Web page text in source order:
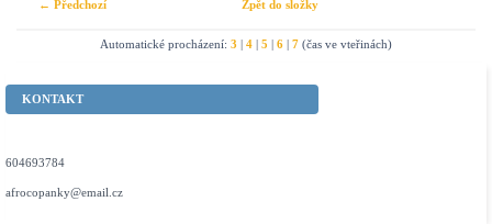
← Předchozí Zpět do složky
Automatické procházení: 3 4 5 6 7 (čas ve vteřinách)
KONTAKT
604693784
afrocopanky@email.cz